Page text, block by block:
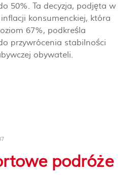
50%. Ta decyzja, podjęta w
konsumenckiej, która
67%, podkreśla
przywrócenia stabilności
obywateli.
podróże